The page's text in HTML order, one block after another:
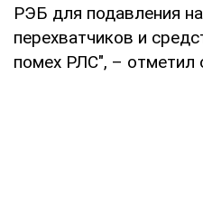
РЭБ для подавления
перехватчиков и
помех РЛС", – отметил